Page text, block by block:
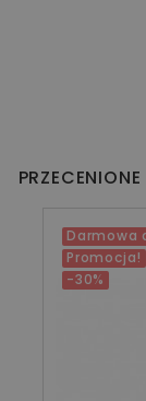
Darmowa
Promocja!
-30%